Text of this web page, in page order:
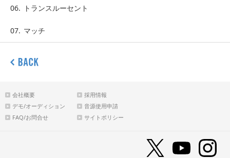
06. トランスルーセント
07. マッチ
会社概要
採用情報
デモ/オーディション
音源使用申請
FAQ/お問合せ
サイトポリシー